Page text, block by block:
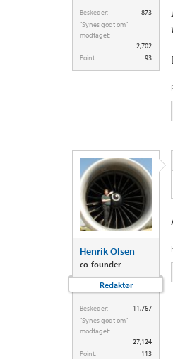
Beskeder:
873
"Synes godt om"
modtaget:
2,702
Point:
93
Henrik Olsen
co-founder
Redaktør
Beskeder:
11,767
"Synes godt om"
modtaget:
27,124
Point:
113